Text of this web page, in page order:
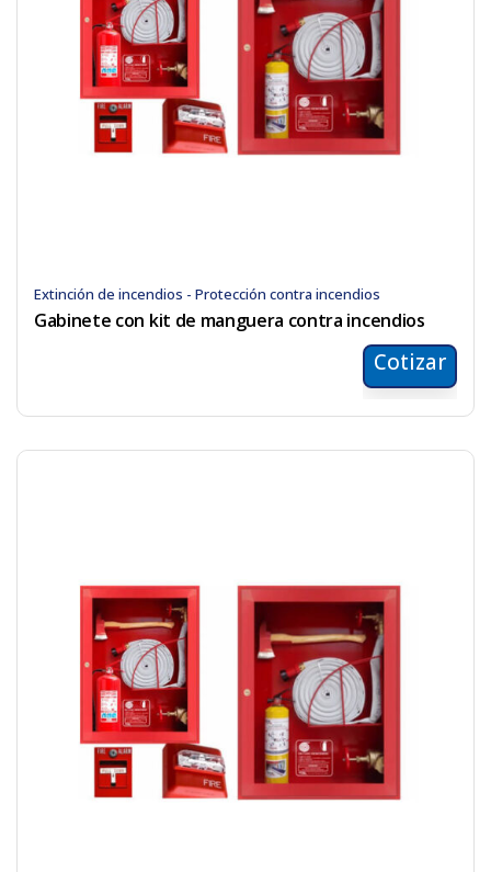
Extinción de incendios - Protección contra incendios
Gabinete con kit de manguera contra incendios
Cotizar